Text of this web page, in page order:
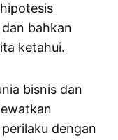
bahkan
ketahui.
bisnis dan
dengan